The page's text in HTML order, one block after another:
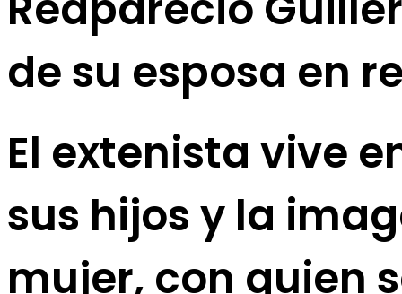
de su esposa en
El extenista vive
sus hijos y la
mujer, con quien